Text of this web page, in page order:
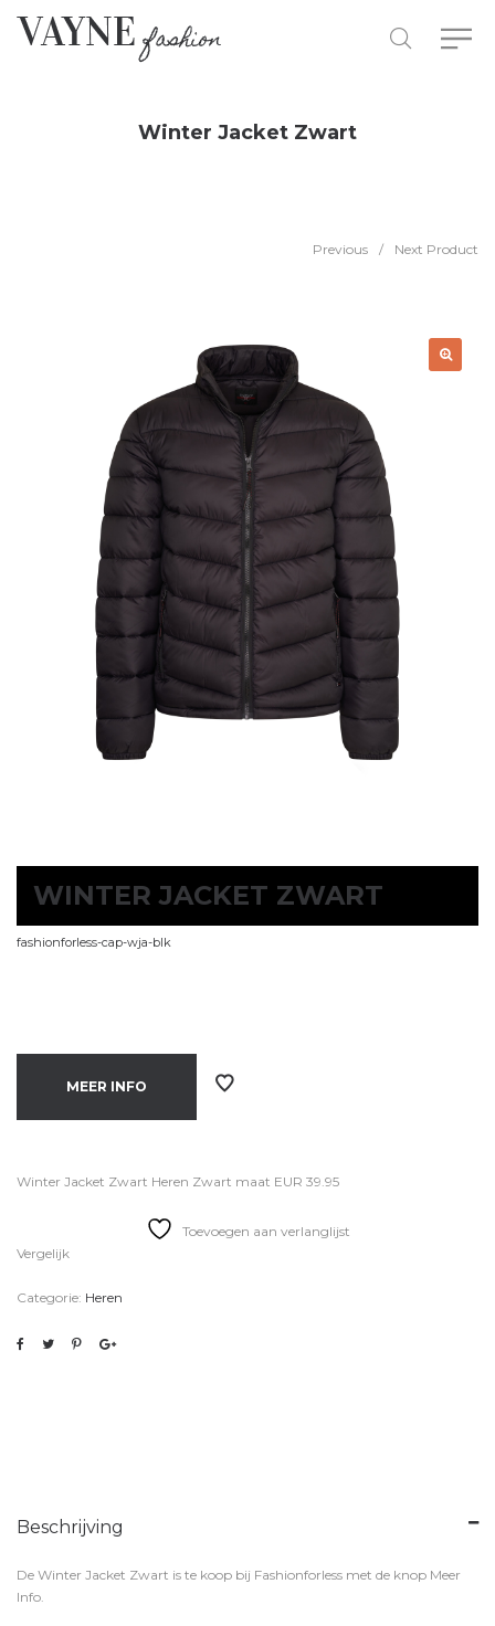
Winter Jacket Zwart
Previous / Next Product
WINTER JACKET ZWART
fashionforless-cap-wja-blk
MEER INFO
Winter Jacket Zwart Heren Zwart maat EUR 39.95
Toevoegen aan verlanglijst
Vergelijk
Categorie: Heren
Beschrijving
De Winter Jacket Zwart is te koop bij Fashionforless met de knop Meer
Info.